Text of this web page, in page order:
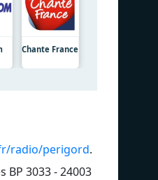
Chante France
radio/perigord.
BP 3033 - 24003